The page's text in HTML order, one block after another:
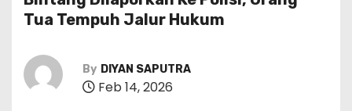
Tua Tempuh Jalur Hukum
By DIYAN SAPUTRA
Feb 14, 2026